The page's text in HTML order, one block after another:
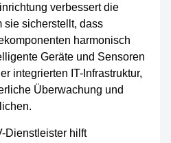
verbessert die
sie sicherstellt, dass
harmonisch
Geräte und Sensoren
integrierten IT-Infrastruktur,
Überwachung und
Dienstleister hilft